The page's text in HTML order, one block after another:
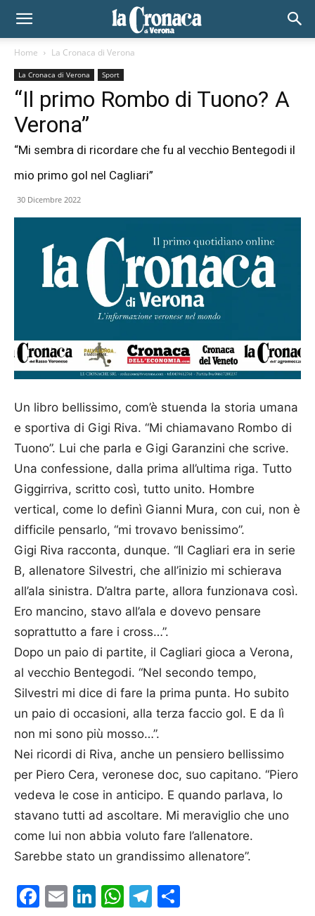
Home La Cronaca di Verona
La Cronaca di Verona Sport
“Il primo Rombo di Tuono? A
Verona”
“Mi sembra di ricordare che fu al vecchio Bentegodi il
mio primo gol nel Cagliari”
30 Dicembre 2022
Un libro bellissimo, com’è stuenda la storia umana
e sportiva di Gigi Riva. “Mi chiamavano Rombo di
Tuono”. Lui che parla e Gigi Garanzini che scrive.
Una confessione, dalla prima all’ultima riga. Tutto
Giggirriva, scritto così, tutto unito. Hombre
vertical, come lo definì Gianni Mura, con cui, non è
difficile pensarlo, “mi trovavo benissimo”.
Gigi Riva racconta, dunque. “Il Cagliari era in serie
B, allenatore Silvestri, che all’inizio mi schierava
all’ala sinistra. D’altra parte, allora funzionava così.
Ero mancino, stavo all’ala e dovevo pensare
soprattutto a fare i cross…”.
Dopo un paio di partite, il Cagliari gioca a Verona,
al vecchio Bentegodi. “Nel secondo tempo,
Silvestri mi dice di fare la prima punta. Ho subito
un paio di occasioni, alla terza faccio gol. E da lì
non mi sono più mosso…”.
Nei ricordi di Riva, anche un pensiero bellissimo
per Piero Cera, veronese doc, suo capitano. “Piero
vedeva le cose in anticipo. E quando parlava, lo
stavano tutti ad ascoltare. Mi meraviglio che uno
come lui non abbia voluto fare l’allenatore.
Sarebbe stato un grandissimo allenatore”.
Facebook
EmailLinkedIn
WhatsApp
Telegram